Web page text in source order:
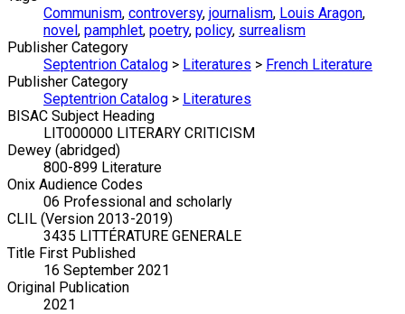
Communism, controversy, journalism, Louis Aragon,
novel, pamphlet, poetry, policy, surrealism
Publisher Category
Septentrion Catalog > Literatures > French Literature
Publisher Category
Septentrion Catalog > Literatures
BISAC Subject Heading
LIT000000 LITERARY CRITICISM
Dewey (abridged)
800-899 Literature
Onix Audience Codes
06 Professional and scholarly
CLIL (Version 2013-2019)
3435 LITTÉRATURE GENERALE
Title First Published
16 September 2021
Original Publication
2021